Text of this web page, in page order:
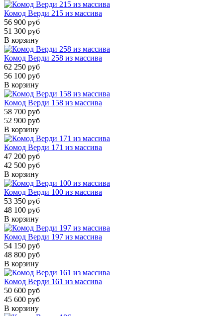
Комод Верди 215 из массива
56 900 руб
51 300 руб
В корзину
Комод Верди 258 из массива
62 250 руб
56 100 руб
В корзину
Комод Верди 158 из массива
58 700 руб
52 900 руб
В корзину
Комод Верди 171 из массива
47 200 руб
42 500 руб
В корзину
Комод Верди 100 из массива
53 350 руб
48 100 руб
В корзину
Комод Верди 197 из массива
54 150 руб
48 800 руб
В корзину
Комод Верди 161 из массива
50 600 руб
45 600 руб
В корзину